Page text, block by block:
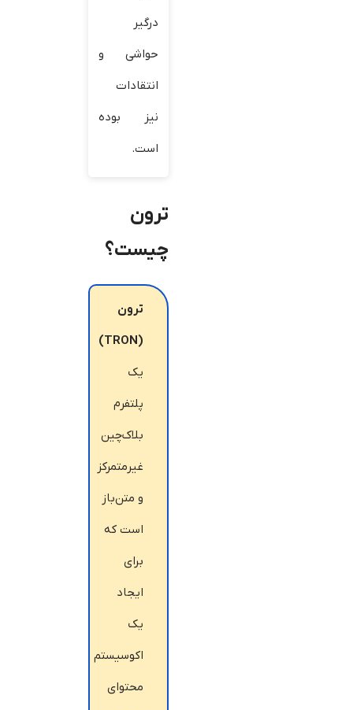
درگیر
حواشی و
انتقادات
نیز بوده
است.
ترون
چیست؟
ترون
(TRON)
یک
پلتفرم
بلاک‌چین
غیرمتمرکز
و متن‌باز
است که
برای
ایجاد
یک
اکوسیستم
محتوای